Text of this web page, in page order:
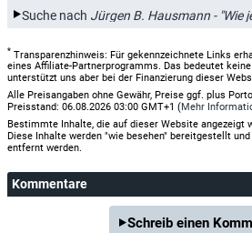
Suche nach Jürgen B. Hausmann - "Wie
* Transparenzhinweis: Für gekennzeichnete Links
eines Affiliate-Partnerprogramms. Das bedeutet
unterstützt uns aber bei der Finanzierung dieser
Alle Preisangaben ohne Gewähr, Preise ggf. plus
Preisstand: 06.08.2026 03:00 GMT+1 (Mehr
Bestimmte Inhalte, die auf dieser Website angezeigt
Diese Inhalte werden "wie besehen" bereitgestellt
entfernt werden.
Kommentare
Schreib einen